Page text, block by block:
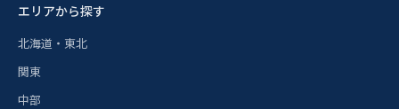
エリアから探す
北海道・東北
関東
中部